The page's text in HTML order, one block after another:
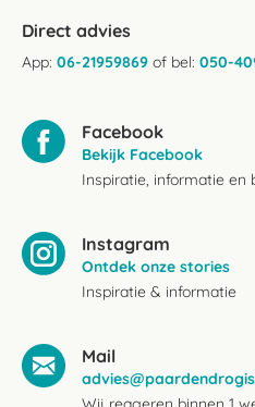
Direct advies
App: 06-21959869 of bel: 050-
Facebook
Bekijk Facebook
Inspiratie, informatie en
Instagram
Ontdek onze stories
Inspiratie & informatie
Mail